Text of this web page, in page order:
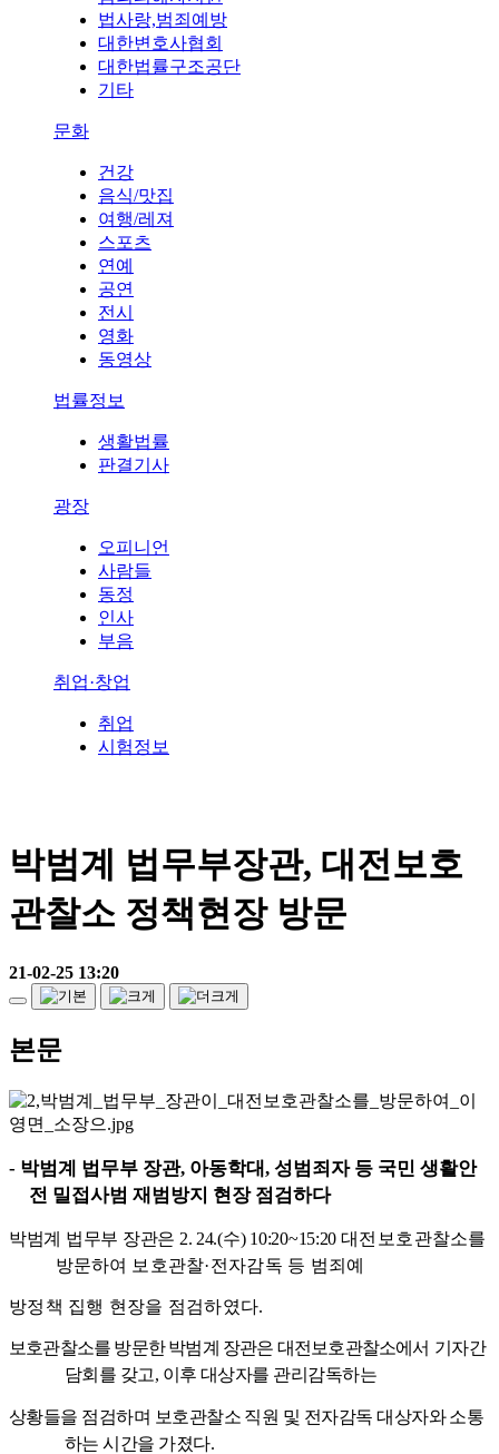
법사랑,범죄예방
대한변호사협회
대한법률구조공단
기타
문화
건강
음식/맛집
여행/레져
스포츠
연예
공연
전시
영화
동영상
법률정보
생활법률
판결기사
광장
오피니언
사람들
동정
인사
부음
취업·창업
취업
시험정보
박범계 법무부장관, 대전보호
관찰소 정책현장 방문
21-02-25 13:20
본문
- 박범계 법무부 장관, 아동학대, 성범죄자 등 국민 생활안
전 밀접사범 재범방지 현장 점검하다
박범계 법무부 장관은 2. 24.(수) 10:20~15:20 대전보호 관찰소를
방문하여 보호관찰·전자감독 등 범죄예
방정책 집행 현장을 점검하였다.
보호관찰소를 방문한 박범계 장관은 대전보호관찰소에서 기자간
담회를 갖고, 이후 대상자를 관리감독하는
상황들을 점검하며 보호관찰소 직원 및 전자감독 대상자와 소통
하는 시간을 가졌다.